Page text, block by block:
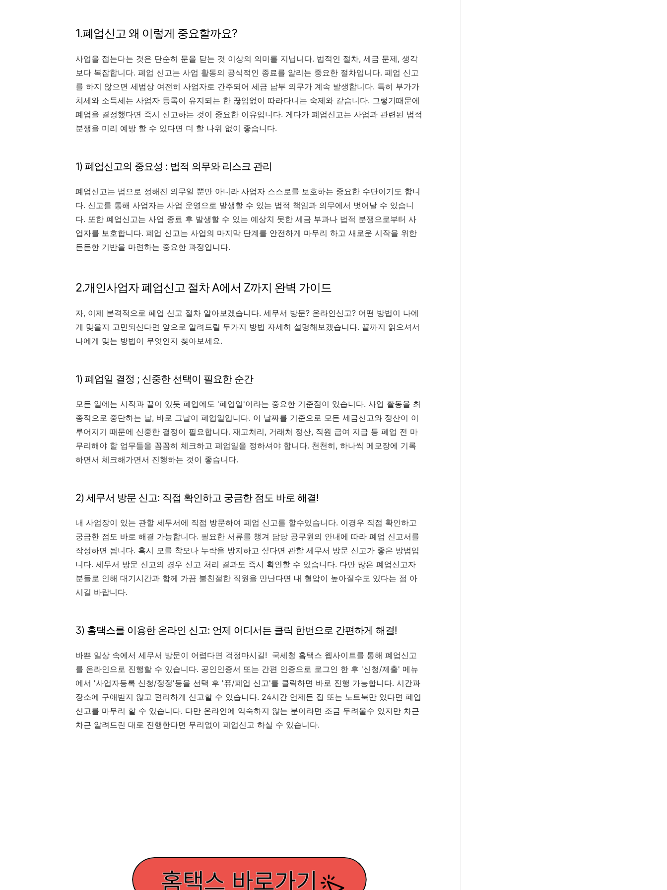
1.폐업신고 왜 이렇게 중요할까요?
사업을 접는다는 것은 단순히 문을 닫는 것 이상의 의미를 지닙니다. 법적인 절차, 세금 문제, 생각
보다 복잡합니다. 폐업 신고는 사업 활동의 공식적인 종료를 알리는 중요한 절차입니다. 폐업 신고
를 하지 않으면 세법상 여전히 사업자로 간주되어 세금 납부 의무가 계속 발생합니다. 특히 부가가
치세와 소득세는 사업자 등록이 유지되는 한 끊임없이 따라다니는 숙제와 같습니다. 그렇기때문에
폐업을 결정했다면 즉시 신고하는 것이 중요한 이유입니다. 게다가 폐업신고는 사업과 관련된 법적
분쟁을 미리 예방 할 수 있다면 더 할 나위 없이 좋습니다.
1) 폐업신고의 중요성 : 법적 의무와 리스크 관리
폐업신고는 법으로 정해진 의무일 뿐만 아니라 사업자 스스로를 보호하는 중요한 수단이기도 합니
다. 신고를 통해 사업자는 사업 운영으로 발생할 수 있는 법적 책임과 의무에서 벗어날 수 있습니
다. 또한 폐업신고는 사업 종료 후 발생할 수 있는 예상치 못한 세금 부과나 법적 분쟁으로부터 사
업자를 보호합니다. 폐업 신고는 사업의 마지막 단계를 안전하게 마무리 하고 새로운 시작을 위한
든든한 기반을 마련하는 중요한 과정입니다.
2.개인사업자 폐업신고 절차 A에서 Z까지 완벽 가이드
자, 이제 본격적으로 페업 신고 절차 알아보겠습니다. 세무서 방문? 온라인신고? 어떤 방법이 나에
게 맞을지 고민되신다면 앞으로 알려드릴 두가지 방법 자세히 설명해보겠습니다. 끝까지 읽으셔서
나에게 맞는 방법이 무엇인지 찾아보세요.
1) 폐업일 결정 ; 신중한 선택이 필요한 순간
모든 일에는 시작과 끝이 있듯 폐업에도 '폐업일'이라는 중요한 기준점이 있습니다. 사업 활동을 최
종적으로 중단하는 날, 바로 그날이 폐업일입니다. 이 날짜를 기준으로 모든 세금신고와 정산이 이
루어지기 때문에 신중한 결정이 필요합니다. 재고처리, 거래처 정산, 직원 급여 지급 등 폐업 전 마
무리해야 할 업무들을 꼼꼼히 체크하고 폐업일을 정하셔야 합니다. 천천히, 하나씩 메모장에 기록
하면서 체크해가면서 진행하는 것이 좋습니다.
2) 세무서 방문 신고: 직접 확인하고 궁금한 점도 바로 해결!
내 사업장이 있는 관할 세무서에 직접 방문하여 폐업 신고를 할수있습니다. 이경우 직접 확인하고
궁금한 점도 바로 해결 가능합니다. 필요한 서류를 챙겨 담당 공무원의 안내에 따라 폐업 신고서를
작성하면 됩니다. 혹시 모를 착오나 누락을 방지하고 싶다면 관할 세무서 방문 신고가 좋은 방법입
니다. 세무서 방문 신고의 경우 신고 처리 결과도 즉시 확인할 수 있습니다. 다만 많은 폐업신고자
분들로 인해 대기시간과 함께 가끔 불친절한 직원을 만난다면 내 혈압이 높아질수도 있다는 점 아
시길 바랍니다.
3) 홈택스를 이용한 온라인 신고: 언제 어디서든 클릭 한번으로 간편하게 해결!
바쁜 일상 속에서 세무서 방문이 어렵다면 걱정마시길! 국세청 홈택스 웹사이트를 통해 폐업신고
를 온라인으로 진행할 수 있습니다. 공인인증서 또는 간편 인증으로 로그인 한 후 '신청/제출' 메뉴
에서 '사업자등록 신청/정정'등을 선택 후 '퓨/폐업 신고'를 클릭하면 바로 진행 가능합니다. 시간과
장소에 구애받지 않고 편리하게 신고할 수 있습니다. 24시간 언제든 집 또는 노트북만 있다면 폐업
신고를 마무리 할 수 있습니다. 다만 온라인에 익숙하지 않는 분이라면 조금 두려울수 있지만 차근
차근 알려드린 대로 진행한다면 무리없이 폐업신고 하실 수 있습니다.